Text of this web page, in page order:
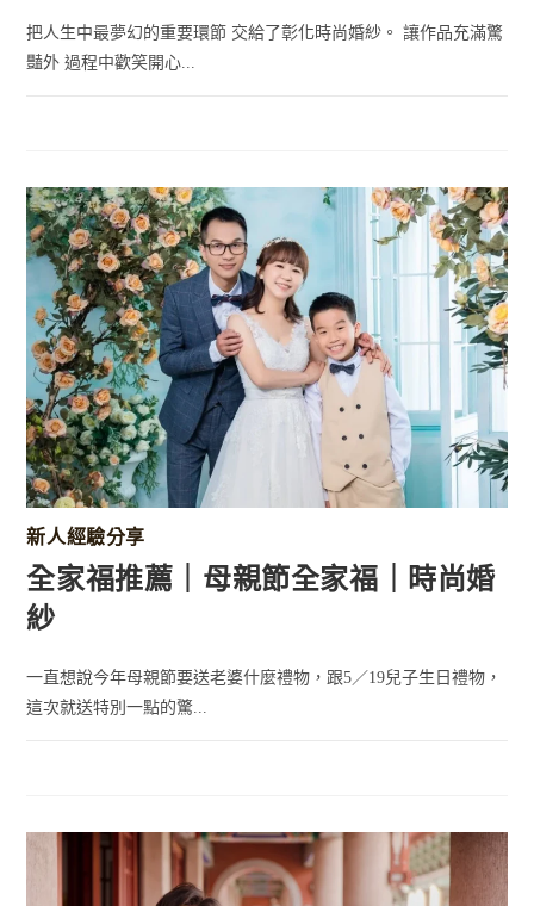
把人生中最夢幻的重要環節 交給了彰化時尚婚紗。 讓作品充滿驚
豔外 過程中歡笑開心...
新人經驗分享
全家福推薦｜母親節全家福｜時尚婚
紗
一直想說今年母親節要送老婆什麼禮物，跟5／19兒子生日禮物，
這次就送特別一點的驚...